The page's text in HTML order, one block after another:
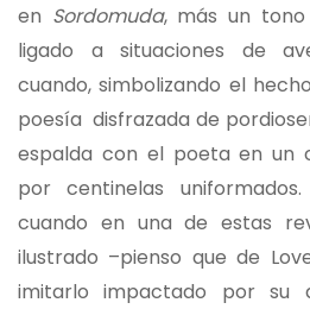
en Sordomuda, más un tono
ligado a situaciones de
cuando, simbolizando el
poesía disfrazada de
espalda con el poeta en un
por centinelas
cuando en una de estas
ilustrado –pienso que de
imitarlo impactado por su